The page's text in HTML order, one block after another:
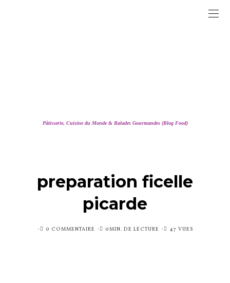
Pâtisserie, Cuisine du Monde & Balades Gourmandes (Blog Food)
preparation ficelle
picarde
PUBLIÉ0 COMMENTAIRE 0MIN. DE LECTURE 47 VUES